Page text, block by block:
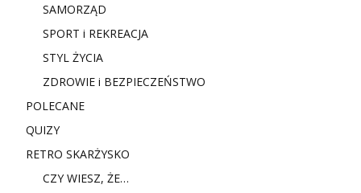
SAMORZĄD
SPORT i REKREACJA
STYL ŻYCIA
ZDROWIE i BEZPIECZEŃSTWO
POLECANE
QUIZY
RETRO SKARŻYSKO
CZY WIESZ, ŻE…